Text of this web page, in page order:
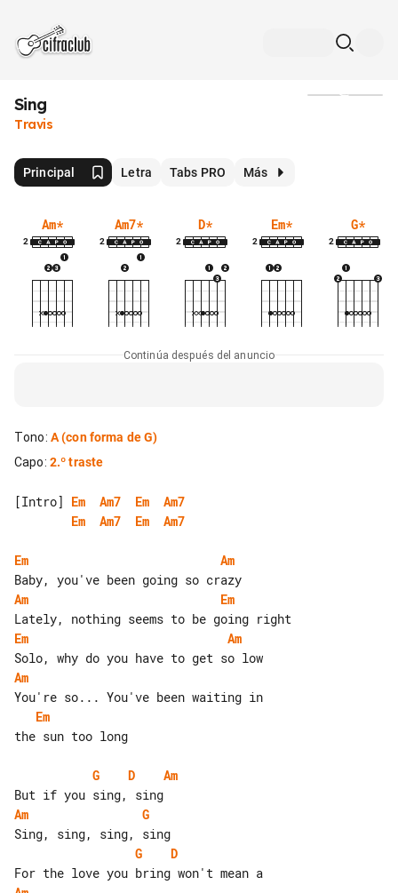
Sing
Travis
Principal Letra Tabs PRO Más
Am*
2
Am7*
2
D*
2
Em*
2
G*
2
Continúa después del anuncio
Tono: A(con forma de G)
Capo: 2.º traste
[Intro] Em Am7 Em
Am7
Em
Am7 Em Am7
Em
Am
Am
Em
Em
Am
Am
Em
the sun too long
G D
Am
Am
G
G
D